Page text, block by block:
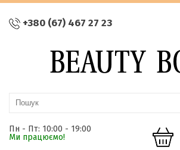
+380 (67) 467 27 23
Пн - Пт: 10:00 - 19:00
Ми працюємо!